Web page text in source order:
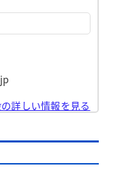
詳しい情報を見る